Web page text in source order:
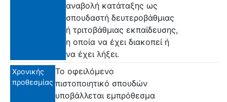
αναβολή κατάταξης ως
σπουδαστή δευτεροβάθμιας
ή τριτοβάθμιας εκπαίδευσης,
η οποία να έχει διακοπεί ή
να έχει λήξει.
Χρονικής
προθεσμίας
Το οφειλόμενο
πιστοποιητικό σπουδών
υποβάλλεται εμπρόθεσμα